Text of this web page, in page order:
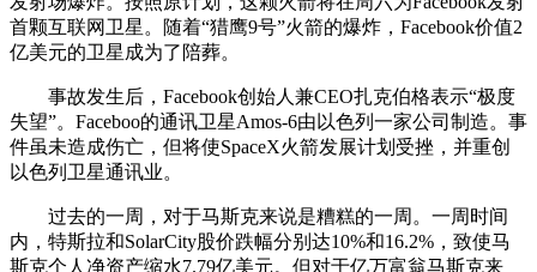
首颗互联网卫星。随着“猎鹰9号”火箭的爆炸，Facebook价值2
亿美元的卫星成为了陪葬。
事故发生后，Facebook创始人兼CEO扎克伯格表示“极度
失望”。Faceboo的通讯卫星Amos-6由以色列一家公司制造。事
件虽未造成伤亡，但将使SpaceX火箭发展计划受挫，并重创
以色列卫星通讯业。
过去的一周，对于马斯克来说是糟糕的一周。一周时间
内，特斯拉和SolarCity股价跌幅分别达10%和16.2%，致使马
斯克个人净资产缩水7.79亿美元。但对于亿万富翁马斯克来